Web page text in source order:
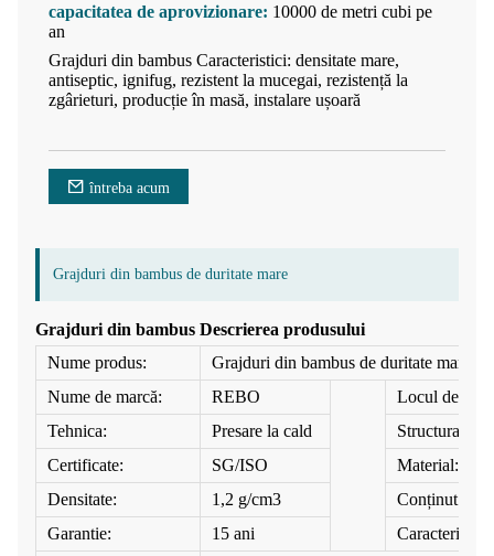
capacitatea de aprovizionare: 10000 de metri cubi pe
an
Grajduri din bambus Caracteristici: densitate mare,
antiseptic, ignifug, rezistent la mucegai, rezistență la
zgârieturi, producție în masă, instalare ușoară
întreba acum
Grajduri din bambus de duritate mare
Grajduri din bambus Descrierea produsului
Nume produs:
Grajduri din bambus de duritate mare
Nume de marcă:
REBO
Locul de
Tehnica:
Presare la cald
Structura:
Certificate:
SG/ISO
Material:
Densitate:
1,2 g/cm3
Conținut de
Garantie:
15 ani
Caracteristica: